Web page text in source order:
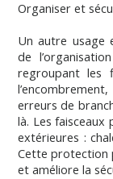
Organiser et
Un autre usage
de
regroupant les
erreurs de
là. Les faisceaux
extérieures :
Cette protection
et améliore la